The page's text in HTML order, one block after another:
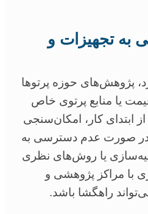
به تجهیزات و
پژوهش‌های حوزه پرتوها
یا منابع پرتوی خاص
از ابتدای کار، امکان‌سنجی
در صورت عدم دسترسی به
یا روش‌های نظری
با مراکز پژوهشی و
راهگشا باشد.